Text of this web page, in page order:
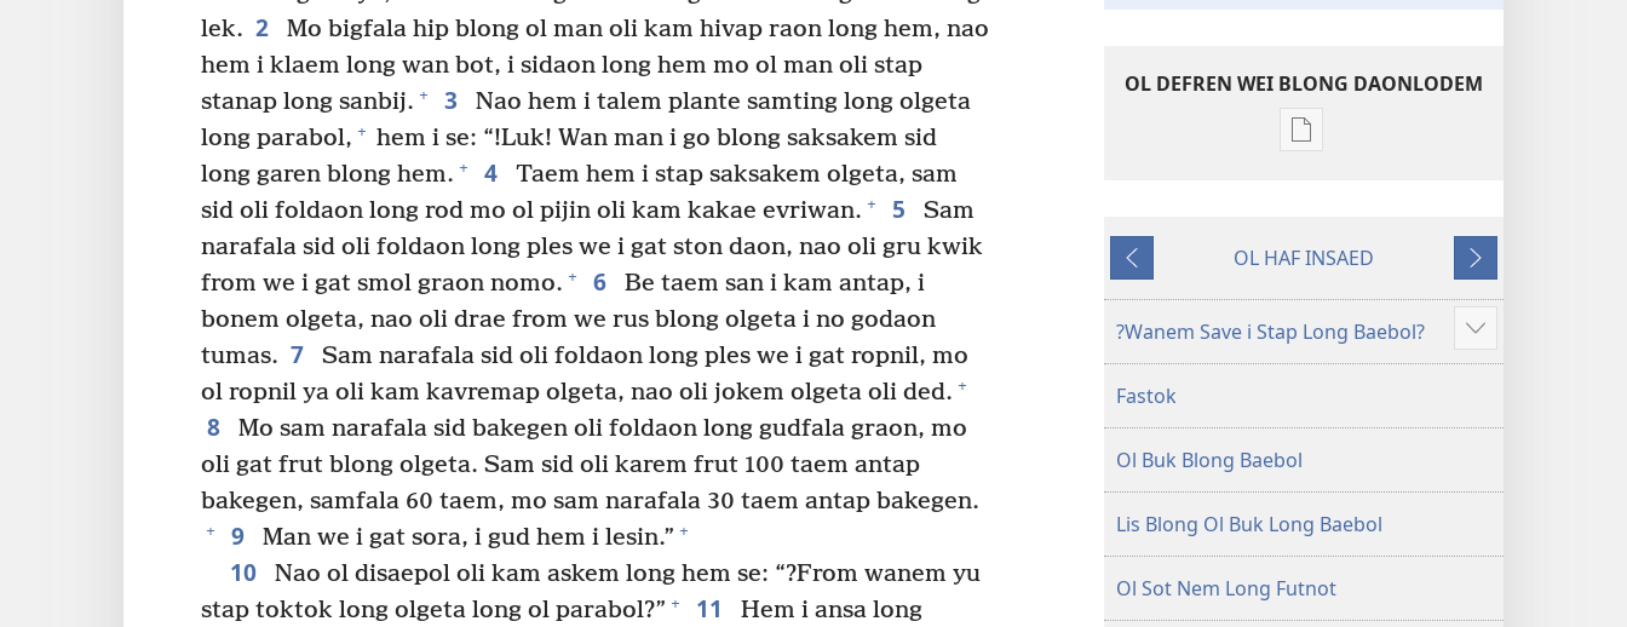
lek. 2
Mo bigfala hip blong ol man oli kam hivap raon long hem, nao
hem i klaem long wan bot, i sidaon long hem mo ol man oli stap
stanap long sanbij. + 3
Nao hem i talem plante samting long olgeta
long parabol, + hem i se: “!Luk! Wan man i go blong saksakem sid
long garen blong hem. + 4
Taem hem i stap saksakem olgeta, sam
sid oli foldaon long rod mo ol pijin oli kam kakae evriwan. + 5
Sam
narafala sid oli foldaon long ples we i gat ston daon, nao oli gru kwik
from we i gat smol graon nomo. + 6
Be taem san i kam antap, i
bonem olgeta, nao oli drae from we rus blong olgeta i no godaon
tumas. 7
Sam narafala sid oli foldaon long ples we i gat ropnil, mo
ol ropnil ya oli kam kavremap olgeta, nao oli jokem olgeta oli ded. +
8
Mo sam narafala sid bakegen oli foldaon long gudfala graon, mo
oli gat frut blong olgeta. Sam sid oli karem frut 100 taem antap
bakegen, samfala 60 taem, mo sam narafala 30 taem antap bakegen.
+ 9 Man we i gat sora, i gud hem i lesin.” +
10
Nao ol disaepol oli kam askem long hem se: “?From wanem yu
stap toktok long olgeta long ol parabol?” + 11
Hem i ansa long
OL DEFREN WEI BLONG DAONLODEM
Ol
daonlodem
buk
long
Long
Niu
Wol
Translesen
Gobak
OL HAF INSAED
Nekiswan
?Wanem Save i Stap Long Baebol?
Sam
moa
Fastok
Ol Buk Blong Baebol
Lis Blong Ol Buk Long Baebol
Ol Sot Nem Long Futnot